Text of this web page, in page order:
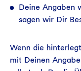
Deine Angaben
sagen wir Dir
Wenn die
mit Deinen